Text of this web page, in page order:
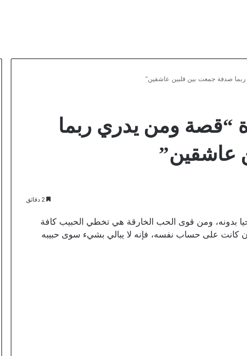
صدفة جمعت بين قلبين عاشقين”
ومن يدري ربما
عاشقين”
بدونه، ومن قوى الحب الخارقة هي تخطي الحبيب كافة
كانت على حساب نفسه، فإنه لا يبالي بشيء سوى حبيبه